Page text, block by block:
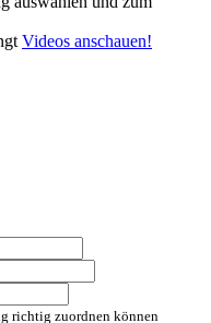
Videos anschauen!
richtig zuordnen können